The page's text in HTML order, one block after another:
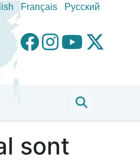
Français Pусский
sont